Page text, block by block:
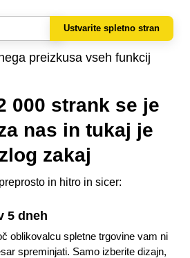
Ustvarite spletno stran
preizkusa vseh funkcij
000 strank se je
nas in tukaj je
zakaj
in hitro in sicer:
5 dneh
oblikovalcu spletne trgovine vam ni
spreminjati. Samo izberite dizajn,